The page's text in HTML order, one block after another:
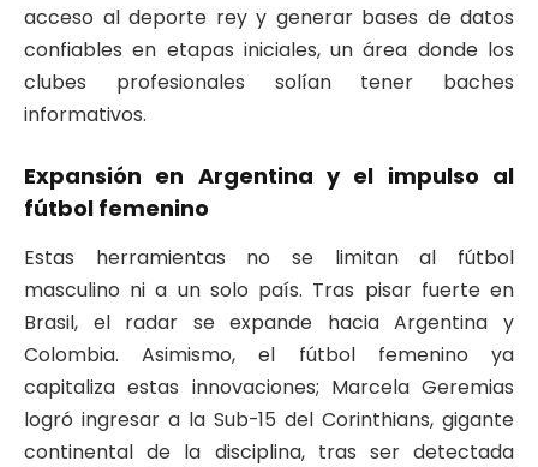
acceso al deporte rey y generar bases de datos
confiables en etapas iniciales, un área donde los
clubes profesionales solían tener baches
informativos.
Expansión en Argentina y el impulso al
fútbol femenino
Estas herramientas no se limitan al fútbol
masculino ni a un solo país. Tras pisar fuerte en
Brasil, el radar se expande hacia Argentina y
Colombia. Asimismo, el fútbol femenino ya
capitaliza estas innovaciones; Marcela Geremias
logró ingresar a la Sub-15 del Corinthians, gigante
continental de la disciplina, tras ser detectada